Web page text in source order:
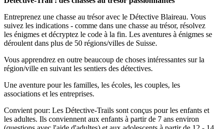
Entreprenez une chasse au trésor avec le Détective Blaireau. Vous
suivez les indications - comme dans une chasse au trésor, résolvez
les énigmes et décryptez le code à la fin. Les aventures à énigmes se
déroulent dans plus de 50 régions/villes de Suisse.
Vous apprendrez en outre beaucoup de choses intéressantes sur la
région/ville en suivant les sentiers des détectives.
Une aventure pour les familles, les écoles, les couples, les
associations et les entreprises.
Convient pour: Les Détective-Trails sont conçus pour les enfants et
les adultes. Ils conviennent aux enfants à partir de 7 ans environ